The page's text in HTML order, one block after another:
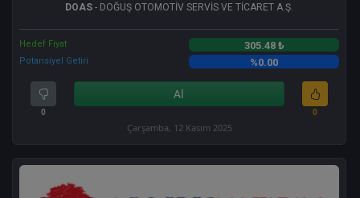
DOAS - DOĞUŞ OTOMOTİV SERVİS VE TİCARET A.Ş.
Hedef Fiyat 305.48 ₺
Potansiyel Getiri %0.00
0
Al
0
Çarşamba, 12 Kasım 2025